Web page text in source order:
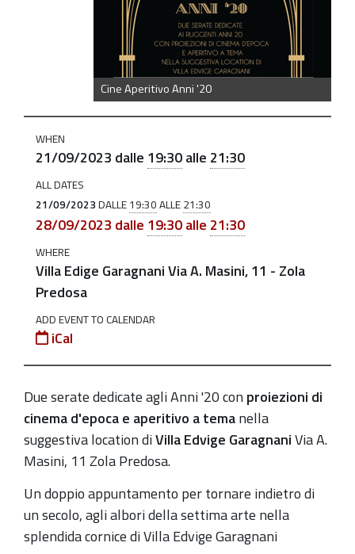
Cine Aperitivo Anni '20
2023-
09-
21T19:30:00+02:00
2023-
09-
21T21:30:00+02:00
Due
serate
cinema
dedicate
Anni
'20
WHEN
21/09/2023 dalle 19:30alle 21:30
ALL DATES
21/09/2023DALLE 19:30 ALLE 21:30
28/09/2023 dalle 19:30alle 21:30
WHERE
Villa Edige Garagnani Via A. Masini, 11 - Zola
Predosa
ADD EVENT TO CALENDAR
iCal
Due serate dedicate agli Anni '20con proiezioni di
cinema d'epocae aperitivo a temanella
suggestiva location diVilla Edvige GaragnaniVia A.
Masini, 11 Zola Predosa.
Un doppio appuntamento per tornare indietro di
un secolo, agli albori della settima arte nella
splendida cornice di Villa Edvige Garagnani